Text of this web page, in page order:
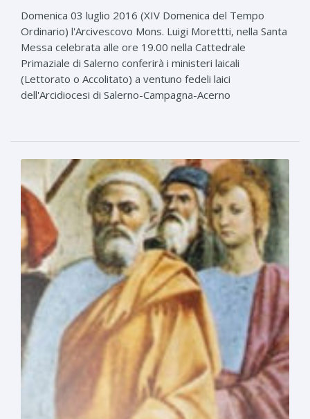
Domenica 03 luglio 2016 (XIV Domenica del Tempo
Ordinario) l'Arcivescovo Mons. Luigi Morettti, nella Santa
Messa celebrata alle ore 19.00 nella Cattedrale
Primaziale di Salerno conferirà i ministeri laicali
(Lettorato o Accolitato) a ventuno fedeli laici
dell'Arcidiocesi di Salerno-Campagna-Acerno